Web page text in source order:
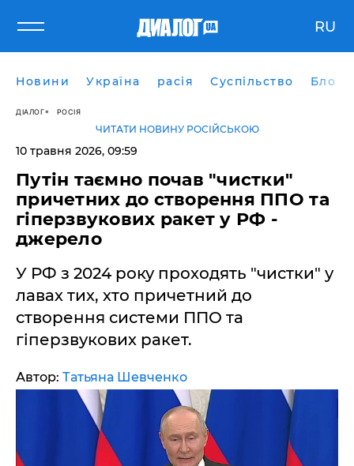
RU
Новини Україна расія Суспільство Блоги
ДІАЛОГ РОСІЯ
ЧИТАТИ НОВИНУ РОСІЙСЬКОЮ
10 травня 2026, 09:59
​Путін таємно почав "чистки"
причетних до створення ППО та
гіперзвукових ракет у РФ -
джерело
У РФ з 2024 року проходять "чистки" у
лавах тих, хто причетний до
створення системи ППО та
гіперзвукових ракет.
Автор: Татьяна Шевченко